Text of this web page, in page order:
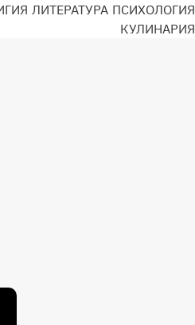
ЛИТЕРАТУРА ПСИХОЛОГИЯ
КУЛИНАРИЯ